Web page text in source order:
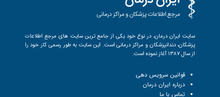
سایت ایران درمان، در نوع خود یکی از جامع ترین سایت های مرجع اطلاعات
پزشکان، دندانپزشکان و مراکز درمانی است. این سایت به طور رسمی کار خود را
از سال 1387 آغاز نموده است.
قوانین سرویس دهی
درباره ایران درمان
تماس با ما